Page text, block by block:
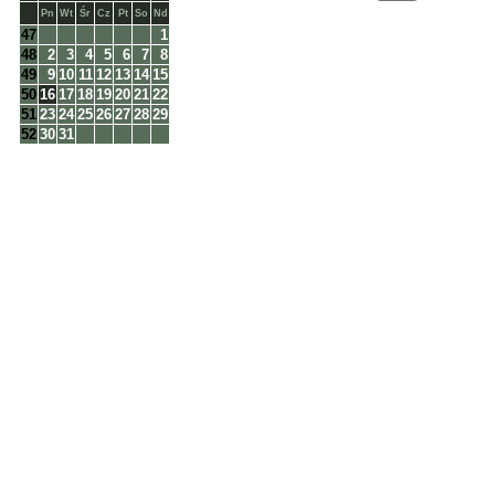
Pn Wt Śr Cz Pt So Nd
47
1
48
2 3 4 5 6 7
8
49
9 10 11 12 13 14 15
50 16 17 18 19 20 21 22
51 23 24 25 26 27 28 29
52 30 31